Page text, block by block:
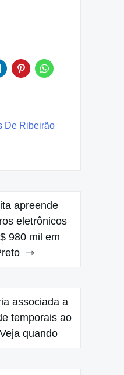
De Ribeirão
apreende
eletrônicos
980 mil em
associada a
temporais ao
quando